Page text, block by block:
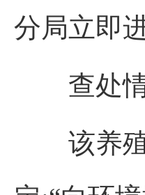
分局立即
查处
该养殖